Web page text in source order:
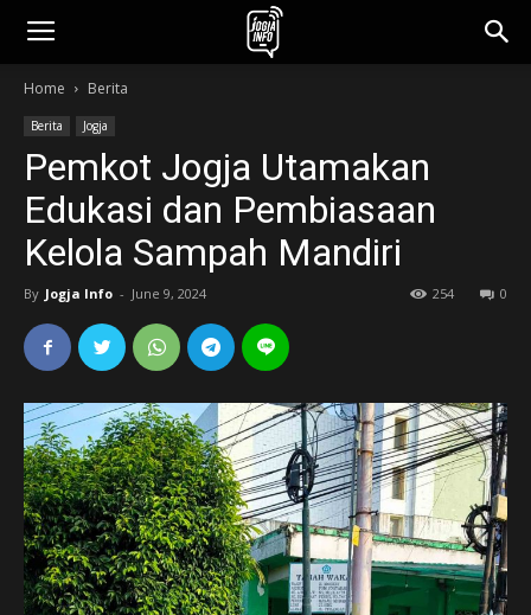
jogjainfo.id
Home Berita
Berita Jogja
Pemkot Jogja Utamakan
Edukasi dan Pembiasaan
Kelola Sampah Mandiri
By Jogja Info - June 9, 2024 0
254